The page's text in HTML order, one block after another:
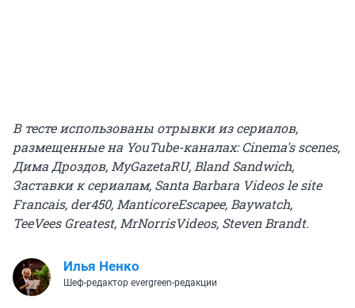
В тесте использованы отрывки из сериалов,
размещенные на YouTube-каналах: Cinema's scenes,
Дима Дроздов, MyGazetaRU, Bland Sandwich,
Заставки к сериалам, Santa Barbara Videos le site
Francais, der450, ManticoreEscapee, Baywatch,
TeeVees Greatest, MrNorrisVideos, Steven Brandt.
Илья Ненко
Шеф-редактор evergreen-редакции